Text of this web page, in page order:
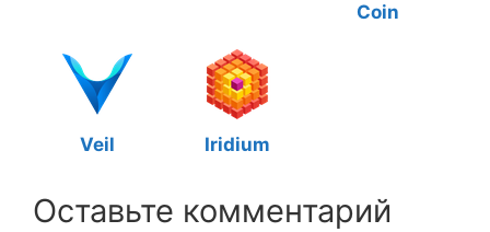
Coin
Veil Iridium
Оставьте комментарий